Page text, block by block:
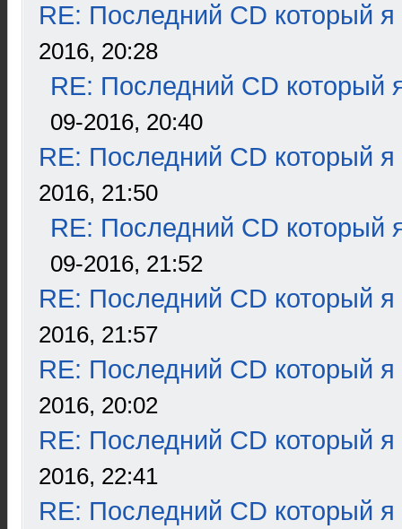
RE: Последний CD который я
2016, 20:28
RE: Последний CD который
09-2016, 20:40
RE: Последний CD который я
2016, 21:50
RE: Последний CD который
09-2016, 21:52
RE: Последний CD который я
2016, 21:57
RE: Последний CD который я
2016, 20:02
RE: Последний CD который я
2016, 22:41
RE: Последний CD который я